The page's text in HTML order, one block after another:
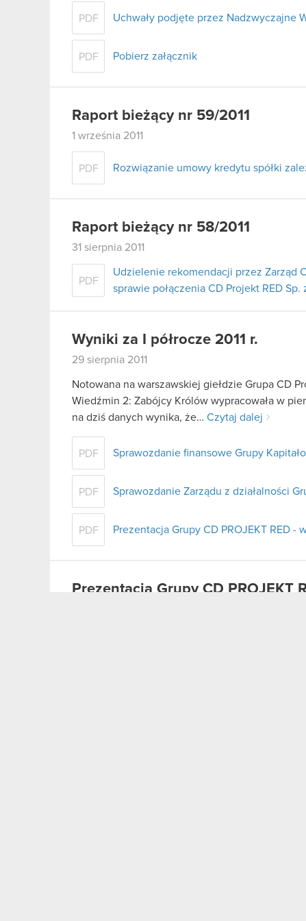
PDF Uchwały podjęte przez Nadzwyczajne
PDF Pobierz załącznik
Raport bieżący nr 59/2011
1 września 2011
PDF Rozwiązanie umowy kredytu spółki
Raport bieżący nr 58/2011
31 sierpnia 2011
PDF
Udzielenie rekomendacji przez Zarząd
sprawie połączenia CD Projekt RED Sp.
Wyniki za I półrocze 2011 r.
29 sierpnia 2011
Notowana na warszawskiej giełdzie Grupa CD
Wiedźmin 2: Zabójcy Królów wypracowała w
na dziś danych wynika, że… Czytaj dalej
PDF Sprawozdanie finansowe Grupy
PDF Sprawozdanie Zarządu z działalności
PDF Prezentacja Grupy CD PROJEKT RED -
Prezentacja Grupy CD PROJEKT